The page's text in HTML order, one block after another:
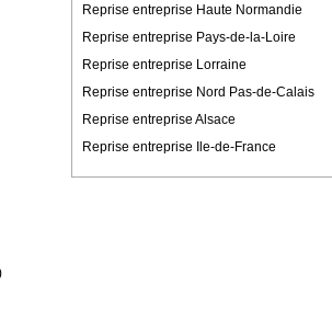
Reprise entreprise Haute Normandie
Reprise entreprise Pays-de-la-Loire
Reprise entreprise Lorraine
Reprise entreprise Nord Pas-de-Calais
Reprise entreprise Alsace
Reprise entreprise Ile-de-France